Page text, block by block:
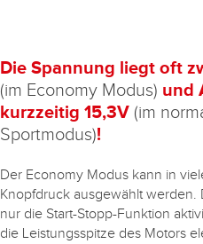
Die Spannung liegt oft
(im Economy Modus) und
kurzzeitig 15,3V (im
Sportmodus)!
Der Economy Modus kann in
Knopfdruck ausgewählt werden.
nur die Start-Stopp-Funktion
die Leistungsspitze des Motors